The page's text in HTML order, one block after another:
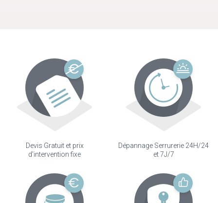
Devis Gratuit et prix
d'intervention fixe
Dépannage Serrurerie 24H/24
et 7J/7